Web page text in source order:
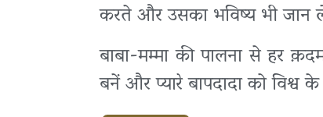
करते और उसका भविष्य भी जान
बाबा-मम्मा की पालना से हर
बनें और प्यारे बापदादा को विश्व